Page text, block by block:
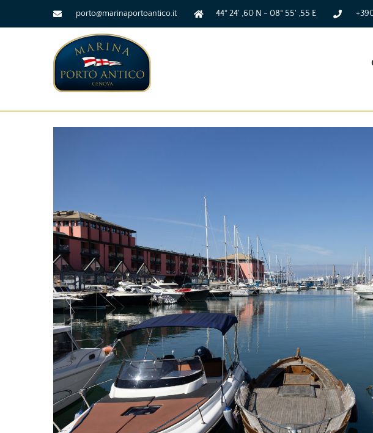
porto@marinaportoantico.it 44° 24' ,60 N - 08° 55' ,55 E